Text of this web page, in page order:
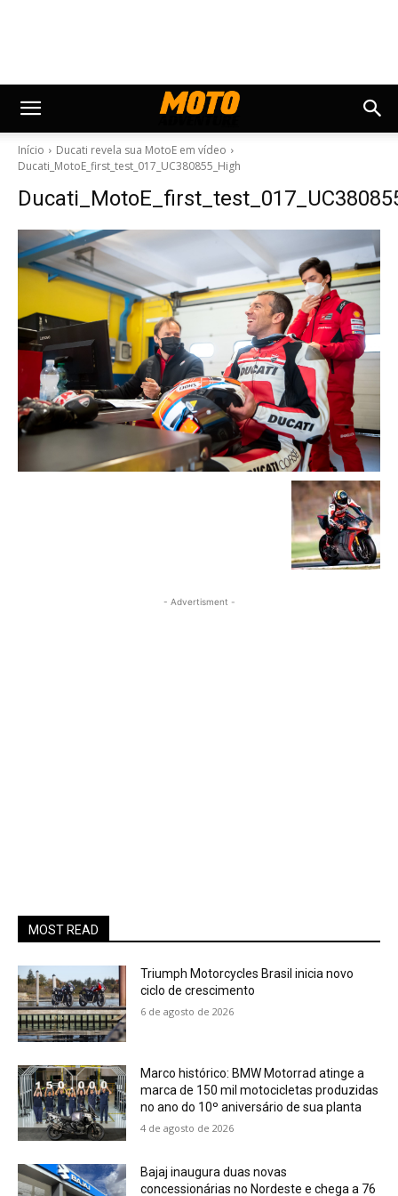
Início
Ducati revela sua MotoE em vídeo
Ducati_MotoE_first_test_017_UC380855_High
- Advertisment -
MOST READ
Triumph Motorcycles Brasil inicia novo
ciclo de crescimento
6 de agosto de 2026
Marco histórico: BMW Motorrad atinge a
marca de 150 mil motocicletas produzidas
no ano do 10º aniversário de sua planta
4 de agosto de 2026
Bajaj inaugura duas novas
concessionárias no Nordeste e chega a 76